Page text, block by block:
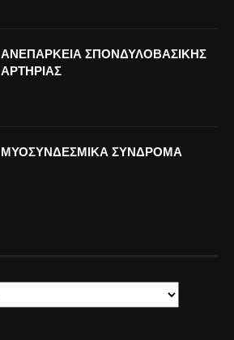
ΑΝΕΠΑΡΚΕΙΑ ΣΠΟΝΔΥΛΟΒΑΣΙΚΗΣ
ΑΡΤΗΡΙΑΣ
ΜΥΟΣΥΝΔΕΣΜΙΚΑ ΣΥΝΔΡΟΜΑ